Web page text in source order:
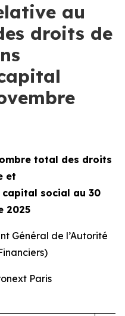
au
droits de
total des droits
et
capital social au 30
2025
Général de l’Autorité
Paris